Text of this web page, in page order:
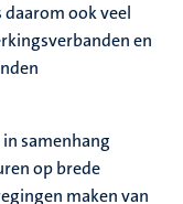
ook veel
en
samenhang
op brede
maken van